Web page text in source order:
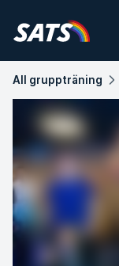
All gruppträning